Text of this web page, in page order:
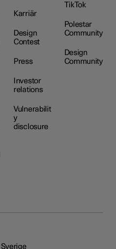
Karriär
Design
Contest
Press
Investor
relations
Vulnerabilit
y
disclosure
TikTok
Polestar
Community
Design
Community
Sverige